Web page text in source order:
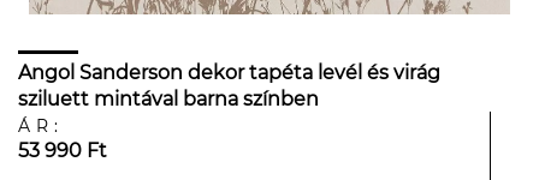
Angol Sanderson dekor tapéta levél és virág
sziluett mintával barna színben
ÁR:
53 990 Ft